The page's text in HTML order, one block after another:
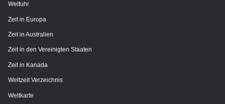
Weltuhr
Zeit in Europa
Zeit in Australien
Zeit in den Vereinigten Staaten
Zeit in Kanada
Weltzeit Verzeichnis
Weltkarte